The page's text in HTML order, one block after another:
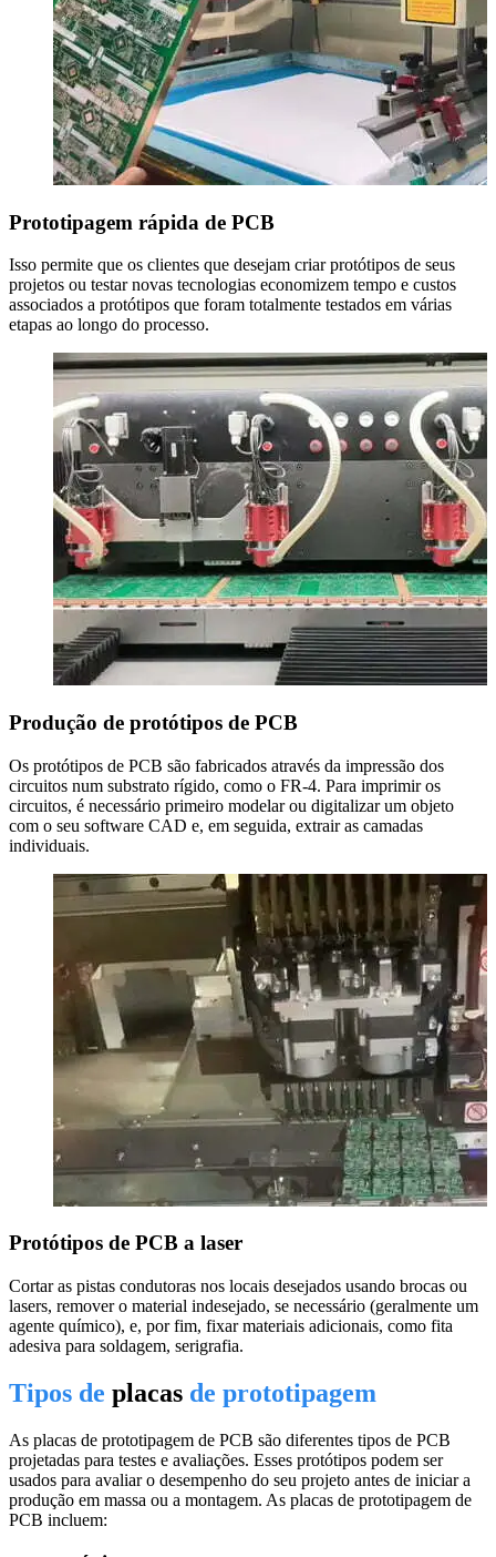
Prototipagem rápida de PCB
Isso permite que os clientes que desejam criar protótipos de seus
projetos ou testar novas tecnologias economizem tempo e custos
associados a protótipos que foram totalmente testados em várias
etapas ao longo do processo.
Produção de protótipos de PCB
Os protótipos de PCB são fabricados através da impressão dos
circuitos num substrato rígido, como o FR-4. Para imprimir os
circuitos, é necessário primeiro modelar ou digitalizar um objeto
com o seu software CAD e, em seguida, extrair as camadas
individuais.
Protótipos de PCB a laser
Cortar as pistas condutoras nos locais desejados usando brocas ou
lasers, remover o material indesejado, se necessário (geralmente um
agente químico), e, por fim, fixar materiais adicionais, como fita
adesiva para soldagem, serigrafia.
Tipos de placas de prototipagem
As placas de prototipagem de PCB são diferentes tipos de PCB
projetadas para testes e avaliações. Esses protótipos podem ser
usados para avaliar o desempenho do seu projeto antes de iniciar a
produção em massa ou a montagem. As placas de prototipagem de
PCB incluem: